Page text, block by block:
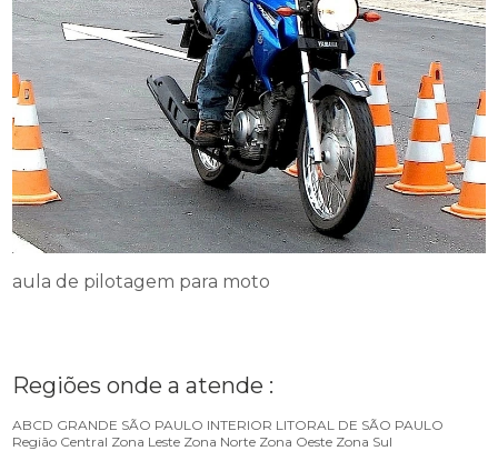
aula de pilotagem para moto
Regiões onde a atende :
ABCD GRANDE SÃO PAULO INTERIOR LITORAL DE SÃO PAULO
Região Central Zona Leste Zona Norte Zona Oeste Zona Sul